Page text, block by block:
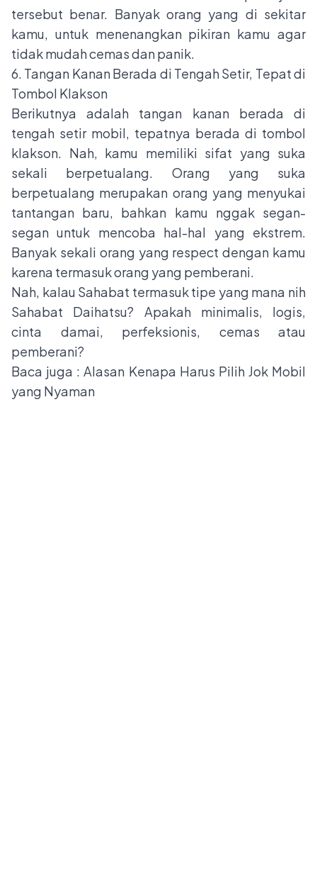
tersebut benar. Banyak orang yang di sekitar
kamu, untuk menenangkan pikiran kamu agar
tidak mudah cemas dan panik.
6. Tangan Kanan Berada di Tengah Setir, Tepat di
Tombol Klakson
Berikutnya adalah tangan kanan berada di
tengah setir mobil, tepatnya berada di tombol
klakson. Nah, kamu memiliki sifat yang suka
sekali berpetualang. Orang yang suka
berpetualang merupakan orang yang menyukai
tantangan baru, bahkan kamu nggak segan-
segan untuk mencoba hal-hal yang ekstrem.
Banyak sekali orang yang respect dengan kamu
karena termasuk orang yang pemberani.
Nah, kalau Sahabat termasuk tipe yang mana nih
Sahabat Daihatsu? Apakah minimalis, logis,
cinta damai, perfeksionis, cemas atau
pemberani?
Baca juga :Alasan Kenapa Harus Pilih Jok Mobil
yang Nyaman